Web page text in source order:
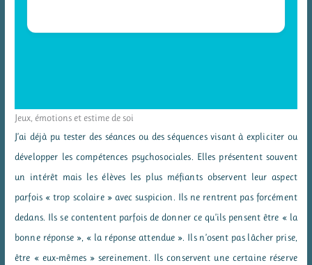
Jeux, émotions et estime de soi
J’ai déjà pu tester des séances ou des séquences visant à expliciter ou
développer les compétences psychosociales. Elles présentent souvent
un intérêt mais les élèves les plus méfiants observent leur aspect
parfois « trop scolaire » avec suspicion. Ils ne rentrent pas forcément
dedans. Ils se contentent parfois de donner ce qu’ils pensent être « la
bonne réponse », « la réponse attendue ». Ils n’osent pas lâcher prise,
être « eux-mêmes » sereinement. Ils conservent une certaine réserve